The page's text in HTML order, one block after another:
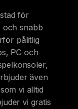
för
och snabb
pålitlig
PC och
även
vi alltid
vi gratis